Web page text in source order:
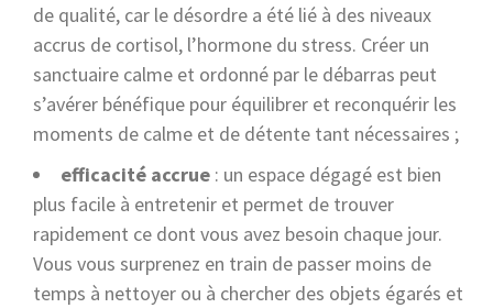
de qualité, car le désordre a été lié à des niveaux
accrus de cortisol, l’hormone du stress. Créer un
sanctuaire calme et ordonné par le débarras peut
s’avérer bénéfique pour équilibrer et reconquérir les
moments de calme et de détente tant nécessaires ;
efficacité accrue : un espace dégagé est bien
plus facile à entretenir et permet de trouver
rapidement ce dont vous avez besoin chaque jour.
Vous vous surprenez en train de passer moins de
temps à nettoyer ou à chercher des objets égarés et